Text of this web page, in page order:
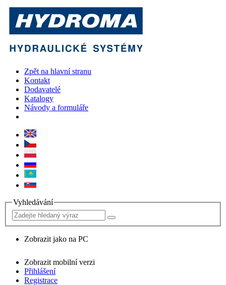
Zpět na hlavní stranu
Kontakt
Dodavatelé
Katalogy
Návody a formuláře
Vyhledávání
Zobrazit jako na PC
Zobrazit mobilní verzi
Přihlášení
Registrace